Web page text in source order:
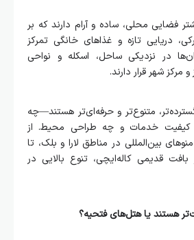
فضایی محلی، ساده و آرام دارند که بر
دریایی تازه و غذاهای خانگی تمرکز
در نزدیکی ساحل، اسکله و نواحی
مرکز شهر قرار دارند.
گسترده‌تر، متنوع‌تر و حرفه‌ای‌تر هستند—چه
کیفیت خدمات و چه طراحی محیط. از
بین‌المللی در مناطق لارا و بلک، تا
قدیمی کاله‌ایچی، تنوع بالایی در
هستند یا هتل‌های فتحیه؟